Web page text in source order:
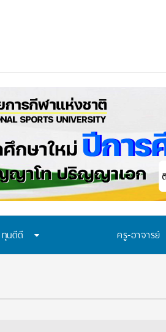
งานผ่านระบบ TCASFolio ตามแนวทาง ทปอ.
ทุนดีดี ครู-อาจารย์